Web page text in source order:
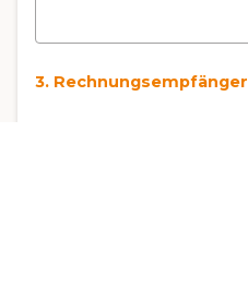
3. Rechnungsempfänger